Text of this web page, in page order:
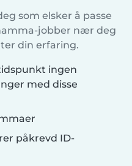
som elsker å passe
jobber nær deg
din erfaring.
ingen
med disse
påkrevd ID-